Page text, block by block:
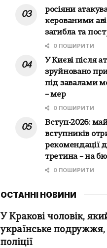
росіяни
керованими
загибла та
0 ПОШИРИТИ
У Києві після
зруйновано
під завалами
– мер
0 ПОШИРИТИ
Вступ-2026:
вступників
рекомендації
третина – на
0 ПОШИРИТИ
ОСТАННІ НОВИНИ
У Кракові чоловік,
українське
поліції